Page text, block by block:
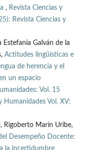
, Revista Ciencias y
Revista Ciencias y
Estefanía Galván de la
Actitudes lingüísticas e
de herencia y el
un espacio
Vol. 15
Humanidades Vol. XV:
Rigoberto Marín Uribe,
Desempeño Docente:
la incertidumbre